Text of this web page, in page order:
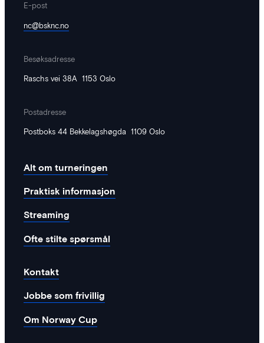
morgen
Første dag av Norway Cup Kids er vel
fra barna har vært fantastisk.
E-post
nc@bsknc.no
Besøksadresse
Raschs vei 38A 1153 Oslo
Postadresse
Postboks 44 Bekkelagshøgda 1109 Oslo
Alt om turneringen
Praktisk informasjon
Streaming
Ofte stilte spørsmål
Kontakt
Jobbe som frivillig
Om Norway Cup